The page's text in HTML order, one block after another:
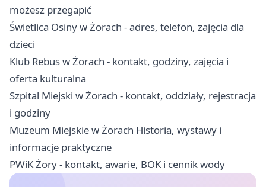
możesz przegapić
Świetlica Osiny w Żorach - adres, telefon, zajęcia dla
dzieci
Klub Rebus w Żorach - kontakt, godziny, zajęcia i
oferta kulturalna
Szpital Miejski w Żorach - kontakt, oddziały, rejestracja
i godziny
Muzeum Miejskie w Żorach Historia, wystawy i
informacje praktyczne
PWiK Żory - kontakt, awarie, BOK i cennik wody